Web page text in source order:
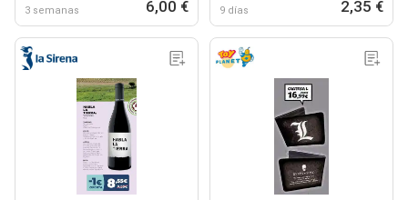
3 semanas 6,00 € 9 días 2,35 €